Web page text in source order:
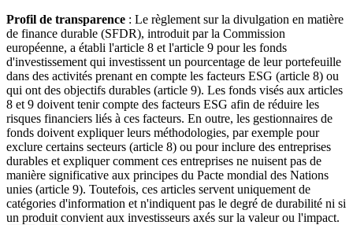
Profil de transparence : Le règlement sur la divulgation en matière
de finance durable (SFDR), introduit par la Commission
européenne, a établi l'article 8 et l'article 9 pour les fonds
d'investissement qui investissent un pourcentage de leur portefeuille
dans des activités prenant en compte les facteurs ESG (article 8) ou
qui ont des objectifs durables (article 9). Les fonds visés aux articles
8 et 9 doivent tenir compte des facteurs ESG afin de réduire les
risques financiers liés à ces facteurs. En outre, les gestionnaires de
fonds doivent expliquer leurs méthodologies, par exemple pour
exclure certains secteurs (article 8) ou pour inclure des entreprises
durables et expliquer comment ces entreprises ne nuisent pas de
manière significative aux principes du Pacte mondial des Nations
unies (article 9). Toutefois, ces articles servent uniquement de
catégories d'information et n'indiquent pas le degré de durabilité ni si
un produit convient aux investisseurs axés sur la valeur ou l'impact.